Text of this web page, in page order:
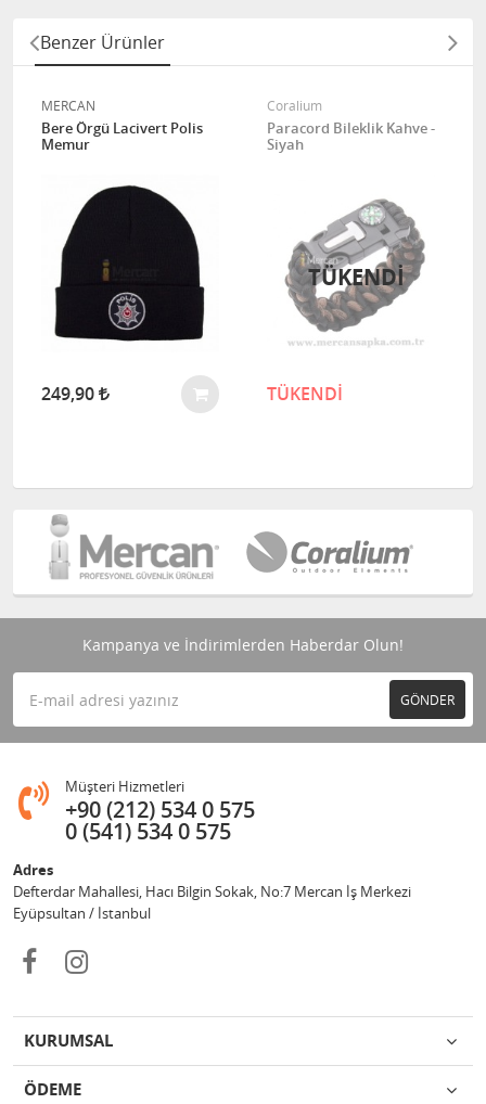
Benzer Ürünler
MERCAN
Bere Örgü Lacivert Polis
Memur
249,90
Coralium
Paracord Bileklik Kahve -
Siyah
TÜKENDİ
TÜKENDI
Kampanya ve İndirimlerden Haberdar Olun!
GÖNDER
Müşteri Hizmetleri
+90 (212) 534 0 575
0 (541) 534 0 575
Adres
Defterdar Mahallesi, Hacı Bilgin Sokak, No:7 Mercan İş Merkezi
Eyüpsultan / İstanbul
KURUMSAL
ÖDEME